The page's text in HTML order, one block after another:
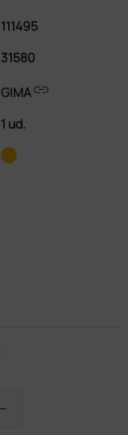
111495
31580
GIMAlink
1 ud.